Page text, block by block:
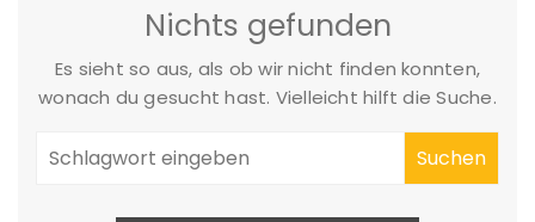
Nichts gefunden
Es sieht so aus, als ob wir nicht finden konnten,
wonach du gesucht hast. Vielleicht hilft die Suche.